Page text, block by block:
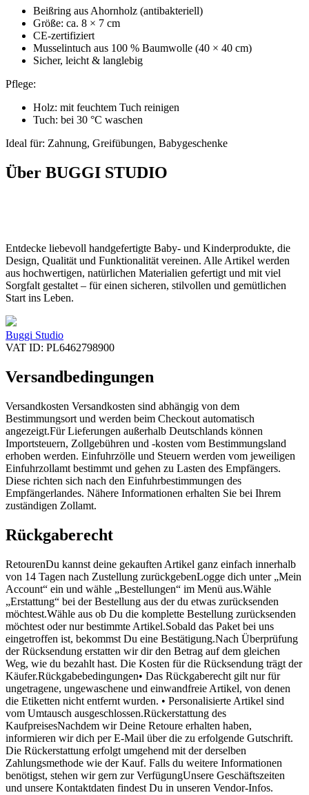
Beißring aus Ahornholz (antibakteriell)
Größe: ca. 8 × 7 cm
CE-zertifiziert
Musselintuch aus 100 % Baumwolle (40 × 40 cm)
Sicher, leicht & langlebig
Pflege:
Holz: mit feuchtem Tuch reinigen
Tuch: bei 30 °C waschen
Ideal für: Zahnung, Greifübungen, Babygeschenke
Über BUGGI STUDIO
Entdecke liebevoll handgefertigte Baby- und Kinderprodukte, die
Design, Qualität und Funktionalität vereinen. Alle Artikel werden
aus hochwertigen, natürlichen Materialien gefertigt und mit viel
Sorgfalt gestaltet – für einen sicheren, stilvollen und gemütlichen
Start ins Leben.
Buggi Studio
VAT ID: PL6462798900
Versandbedingungen
Versandkosten Versandkosten sind abhängig von dem
Bestimmungsort und werden beim Checkout automatisch
angezeigt.Für Lieferungen außerhalb Deutschlands können
Importsteuern, Zollgebühren und -kosten vom Bestimmungsland
erhoben werden. Einfuhrzölle und Steuern werden vom jeweiligen
Einfuhrzollamt bestimmt und gehen zu Lasten des Empfängers.
Diese richten sich nach den Einfuhrbestimmungen des
Empfängerlandes. Nähere Informationen erhalten Sie bei Ihrem
zuständigen Zollamt.
Rückgaberecht
RetourenDu kannst deine gekauften Artikel ganz einfach innerhalb
von 14 Tagen nach Zustellung zurückgebenLogge dich unter „Mein
Account“ ein und wähle „Bestellungen“ im Menü aus.Wähle
„Erstattung“ bei der Bestellung aus der du etwas zurücksenden
möchtest.Wähle aus ob Du die komplette Bestellung zurücksenden
möchtest oder nur bestimmte Artikel.Sobald das Paket bei uns
eingetroffen ist, bekommst Du eine Bestätigung.Nach Überprüfung
der Rücksendung erstatten wir dir den Betrag auf dem gleichen
Weg, wie du bezahlt hast. Die Kosten für die Rücksendung trägt der
Käufer.Rückgabebedingungen• Das Rückgaberecht gilt nur für
ungetragene, ungewaschene und einwandfreie Artikel, von denen
die Etiketten nicht entfernt wurden. • Personalisierte Artikel sind
vom Umtausch ausgeschlossen.Rückerstattung des
KaufpreisesNachdem wir Deine Retoure erhalten haben,
informieren wir dich per E-Mail über die zu erfolgende Gutschrift.
Die Rückerstattung erfolgt umgehend mit der derselben
Zahlungsmethode wie der Kauf. Falls du weitere Informationen
benötigst, stehen wir gern zur VerfügungUnsere Geschäftszeiten
und unsere Kontaktdaten findest Du in unseren Vendor-Infos.